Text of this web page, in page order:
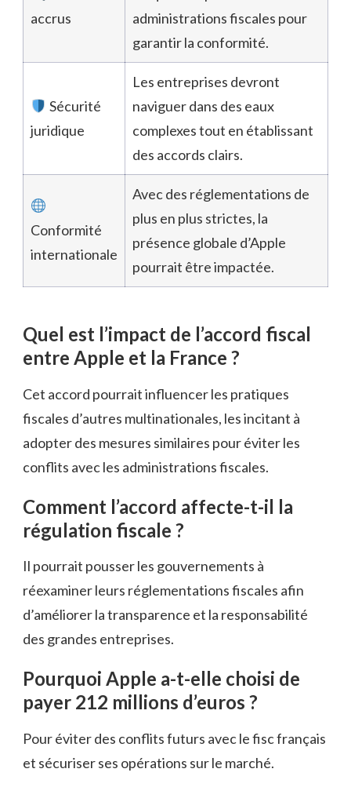
accrus
administrations fiscales pour
garantir la conformité.
Sécurité
juridique
Les entreprises devront
naviguer dans des eaux
complexes tout en établissant
des accords clairs.
Conformité
internationale
Avec des réglementations de
plus en plus strictes, la
présence globale d’Apple
pourrait être impactée.
Quel est l’impact de l’accord fiscal
entre Apple et la France ?
Cet accord pourrait influencer les pratiques
fiscales d’autres multinationales, les incitant à
adopter des mesures similaires pour éviter les
conflits avec les administrations fiscales.
Comment l’accord affecte-t-il la
régulation fiscale ?
Il pourrait pousser les gouvernements à
réexaminer leurs réglementations fiscales afin
d’améliorer la transparence et la responsabilité
des grandes entreprises.
Pourquoi Apple a-t-elle choisi de
payer 212 millions d’euros ?
Pour éviter des conflits futurs avec le fisc français
et sécuriser ses opérations sur le marché.